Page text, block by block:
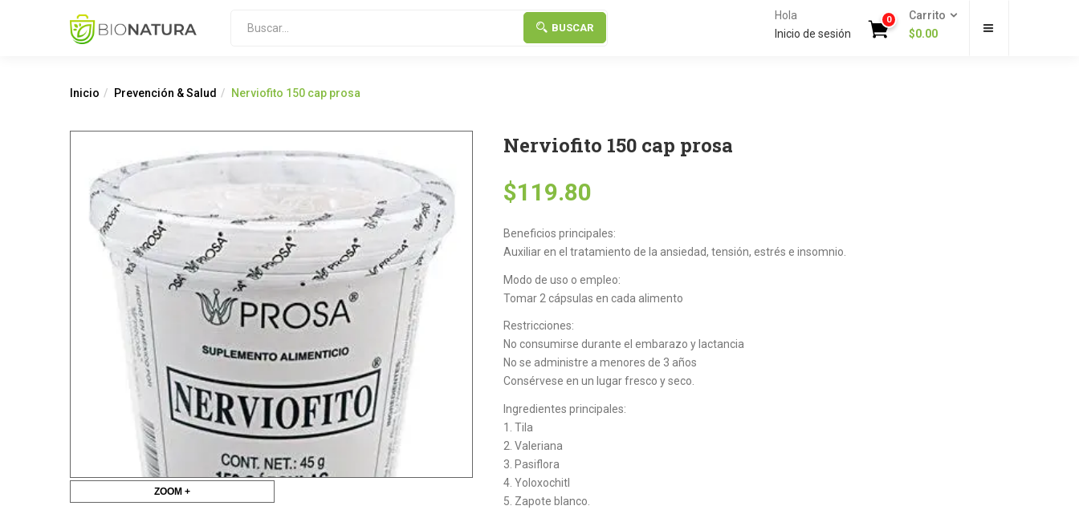
BUSCAR
Hola
Inicio de sesión
0
Carrito
$0.00
Inicio Prevención & Salud Nerviofito 150 cap prosa
ZOOM +
Nerviofito 150 cap prosa
$119.80
Beneficios principales:
Auxiliar en el tratamiento de la ansiedad, tensión, estrés e insomnio.
Modo de uso o empleo:
Tomar 2 cápsulas en cada alimento
Restricciones:
No consumirse durante el embarazo y lactancia
No se administre a menores de 3 años
Consérvese en un lugar fresco y seco.
Ingredientes principales:
1. Tila
2. Valeriana
3. Pasiflora
4. Yoloxochitl
5. Zapote blanco.